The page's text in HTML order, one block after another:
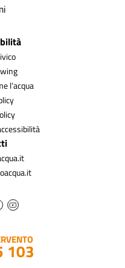
l’acqua
103